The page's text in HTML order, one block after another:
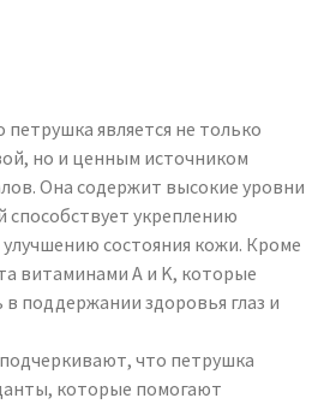
является не только
но и ценным источником
Она содержит высокие уровни
способствует укреплению
состояния кожи. Кроме
витаминами A и K, которые
поддержании здоровья глаз и
что петрушка
которые помогают